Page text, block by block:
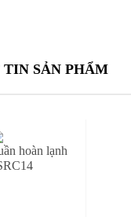
TIN SẢN PHẨM
hoàn lạnh